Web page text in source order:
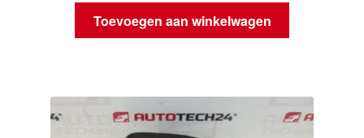
Toevoegen aan winkelwagen